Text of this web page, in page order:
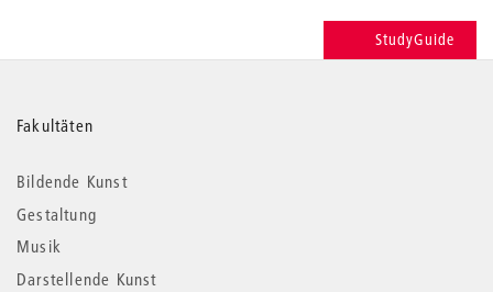
StudyGuide
Weitere
Informationen
Fakultäten
Bildende Kunst
Gestaltung
Musik
Darstellende Kunst